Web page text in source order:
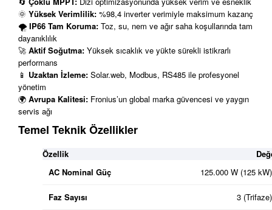
🌞 Yüksek Verimlilik: %98,4 inverter verimiyle maksimum kazanç
🌪️ IP66 Tam Koruma: Toz, su, nem ve ağır saha koşullarında tam
dayanıklılık
🚀 Aktif Soğutma: Yüksek sıcaklık ve yükte sürekli istikrarlı
performans
📱 Uzaktan İzleme: Solar.web, Modbus, RS485 ile profesyonel
yönetim
🌍 Avrupa Kalitesi: Fronius’un global marka güvencesi ve yaygın
servis ağı
Temel Teknik Özellikler
Özellik
AC Nominal Güç
125.000 W (125 kW)
Faz Sayısı 3 (Trifaze)